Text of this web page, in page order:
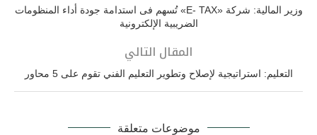
وزير المالية: شركة «E- TAX» تُسهم فى استدامة جودة أداء المنظومات
الضريبية الإلكترونية
المقال التالي
التعليم: استراتيجية لإصلاح وتطوير التعليم الفني تقوم على 5 محاور
موضوعات متعلقة